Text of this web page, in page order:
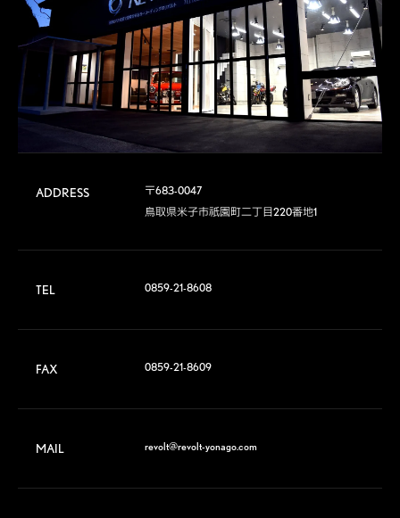
ADDRESS
〒683-0047
鳥取県米子市祇園町二丁目220番地1
TEL 0859-21-8608
FAX 0859-21-8609
MAIL revolt@revolt-yonago.com